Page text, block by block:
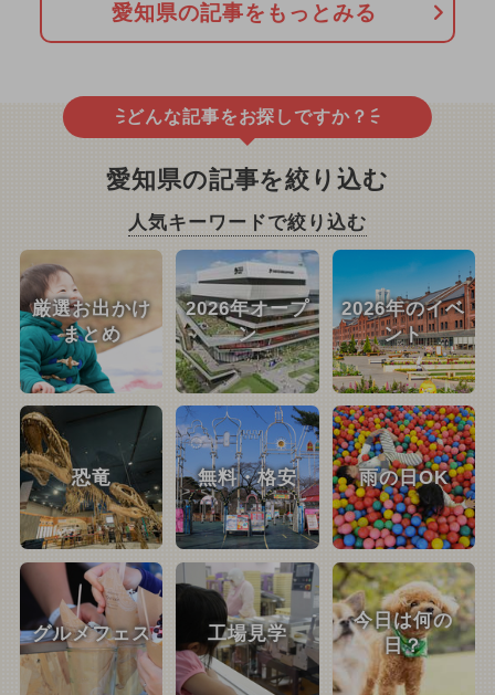
愛知県の記事をもっとみる
どんな記事をお探しですか？
愛知県の記事を絞り込む
人気キーワードで絞り込む
厳選お出かけ
まとめ
2026年オープ
ン
2026年のイベ
ント
恐竜 無料・格安 雨の日OK
グルメフェス 工場見学
今日は何の
日？